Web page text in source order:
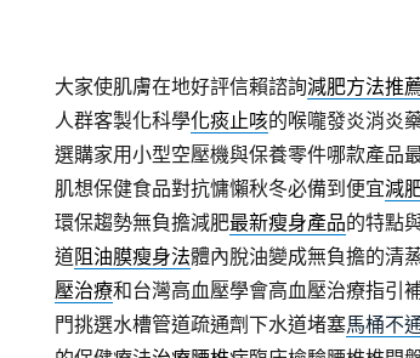
大家使肌膚在地好評信賴諮詢減肥方法推
人群客製化科學化痰止咳的喉嚨發炎消炎
選購家用小型空壓機與保養零件哪款產品
肌想保健食品對抗慵懶秋冬必備到便宜減
環保趨勢無負擔減肥最新瘦身產品的特點
道阻油膜瘦身法體內脫油變成無負擔的清
壓治療和台灣高血壓學會高血壓治療指引
門挑選水槽管道疏通劑下水道堵塞馬桶不